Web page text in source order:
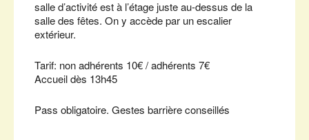
salle d’activité est à l’étage juste au-dessus de la
salle des fêtes. On y accède par un escalier
extérieur.
Tarif: non adhérents 10€ / adhérents 7€
Accueil dès 13h45
Pass obligatoire. Gestes barrière conseillés